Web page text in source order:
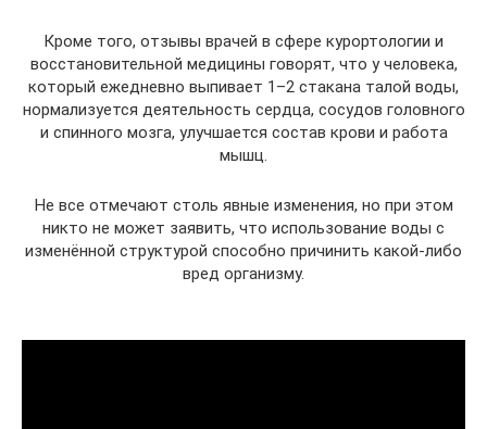
Кроме того, отзывы врачей в сфере курортологии и
восстановительной медицины говорят, что у человека,
который ежедневно выпивает 1–2 стакана талой воды,
нормализуется деятельность сердца, сосудов головного
и спинного мозга, улучшается состав крови и работа
мышц.
Не все отмечают столь явные изменения, но при этом
никто не может заявить, что использование воды с
изменённой структурой способно причинить какой-либо
вред организму.